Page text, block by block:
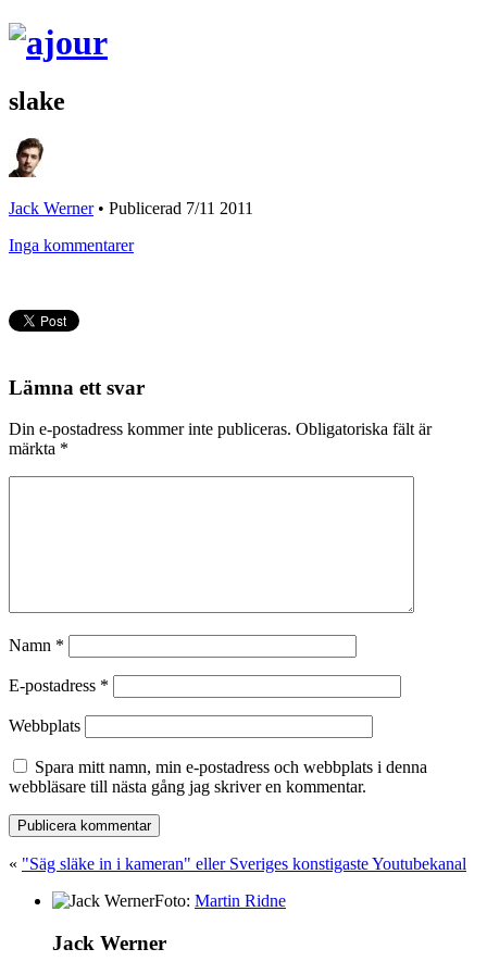
slake
Jack Werner• Publicerad 7/11 2011
Inga kommentarer
Lämna ett svar
Din e-postadress kommer inte publiceras. Obligatoriska fält är
märkta *
Namn *
E-postadress *
Webbplats
Spara mitt namn, min e-postadress och webbplats i denna
webbläsare till nästa gång jag skriver en kommentar.
« "Säg släke in i kameran" eller Sveriges konstigaste Youtubekanal
Foto: Martin Ridne
Jack Werner